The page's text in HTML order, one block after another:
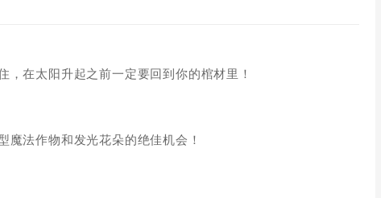
在太阳升起之前一定要回到你的棺材里！
魔法作物和发光花朵的绝佳机会！